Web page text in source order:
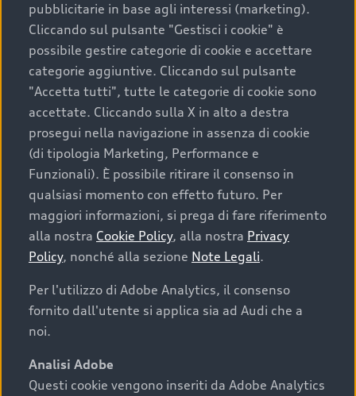
Scegliere un’auto usata è una decisione che coniuga
convenienza, affidabilità e sostenibilità. Per fare un
acquisto sicuro, è essenziale considerare aspetti
determinanti come la garanzia inclusa e l’affidabilità del
marchio. Audi offre l’auto usata perfetta tramite Audi
Prima Scelta :plus
Cosa sapere prima di
acquistare la tua prossima
auto
I requisiti fondamentali da considerare prima di
acquistare un’auto usata, oltre al prezzo e all'aspetto,
chilometraggio: un valore contenuto corrisponde a
pubblicitarie in base agli interessi (marketing).
Cliccando sul pulsante "Gestisci i cookie" è
possibile gestire categorie di cookie e accettare
categorie aggiuntive. Cliccando sul pulsante
"Accetta tutti", tutte le categorie di cookie sono
accettate. Cliccando sulla X in alto a destra
prosegui nella navigazione in assenza di cookie
(di tipologia Marketing, Performance e
Funzionali). È possibile ritirare il consenso in
qualsiasi momento con effetto futuro. Per
maggiori informazioni, si prega di fare riferimento
alla nostra Cookie Policy, alla nostra Privacy
Policy, nonché alla sezione Note Legali.
Per l'utilizzo di Adobe Analytics, il consenso
fornito dall'utente si applica sia ad Audi che a
noi.
Analisi Adobe
Questi cookie vengono inseriti da Adobe Analytics